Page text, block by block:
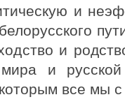
и
и
мира и
которым все мы